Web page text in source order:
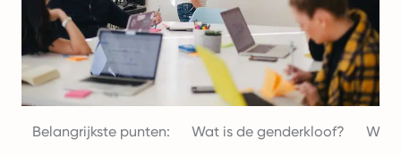
Belangrijkste punten: Wat is de genderkloof?